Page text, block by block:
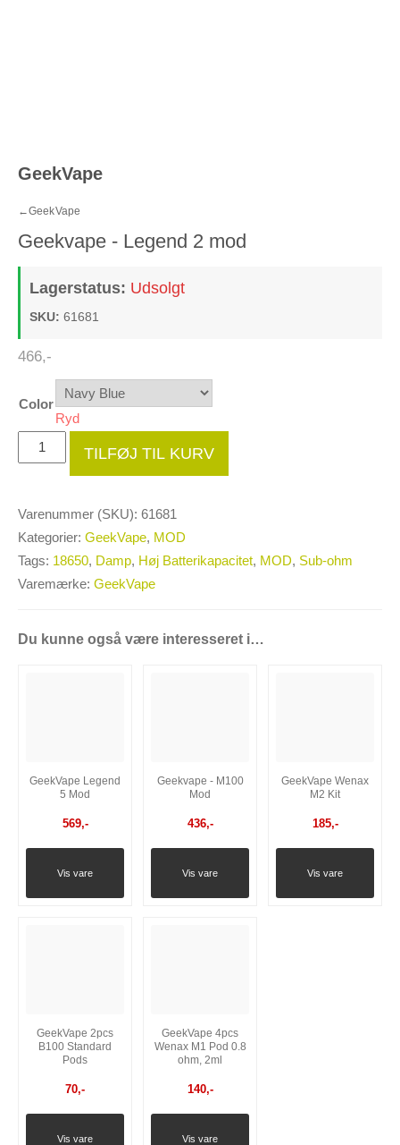
GeekVape
←GeekVape
Geekvape - Legend 2 mod
Lagerstatus: Udsolgt
SKU: 61681
466,-
Color
Ryd
Geekvape
-
2
mod
antal
TILFØJ TIL KURV
Varenummer (SKU): 61681
Kategorier: GeekVape, MOD
Tags: 18650, Damp, Høj Batterikapacitet, MOD, Sub-ohm
Varemærke: GeekVape
Du kunne også være interesseret i…
GeekVape Legend
5 Mod
569,-
Vis vare
Geekvape - M100
Mod
436,-
Vis vare
GeekVape Wenax
M2 Kit
185,-
Vis vare
GeekVape 2pcs
B100 Standard
Pods
70,-
Vis vare
GeekVape 4pcs
Wenax M1 Pod 0.8
ohm, 2ml
140,-
Vis vare